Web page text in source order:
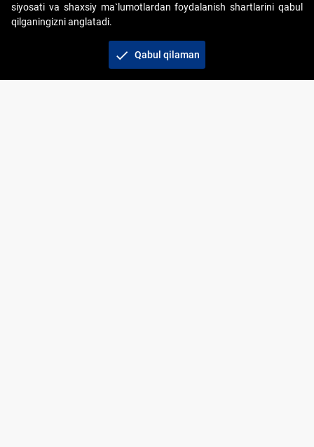
Copyright © 2017-2026. "Elektron onlayn-auksionlarni
tashkil etish" AJ. Barcha huquqlar himoyalangan
siyosati va shaxsiy ma`lumotlardan foydalanish shartlarini qabul
qilganingizni anglatadi.
check Qabul qilaman